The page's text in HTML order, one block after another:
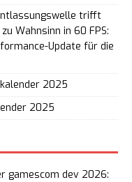
trifft
zu Wahnsinn in 60 FPS:
Update für die
2025
2025
gamescom dev 2026: